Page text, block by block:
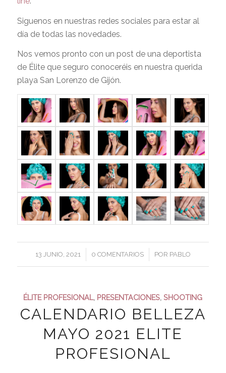
Siguenos en nuestras redes sociales para estar al
día de todas las novedades.
Nos vemos pronto con un post de una deportista
de Élite que seguro conoceréis en nuestra querida
playa San Lorenzo de Gijón.
13 JUNIO, 2021
/ 0 COMENTARIOS
/ POR PABLO
ÉLITE PROFESIONAL, PRESENTACIONES,SHOOTING
CALENDARIO BELLEZA
MAYO 2021 ELITE
PROFESIONAL